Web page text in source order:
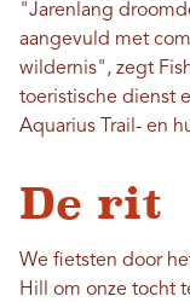
"Jarenlang
aangevuld met
wildernis", zegt
toeristische dienst
Aquarius Trail- en
De rit
We fietsten door
Hill om onze tocht